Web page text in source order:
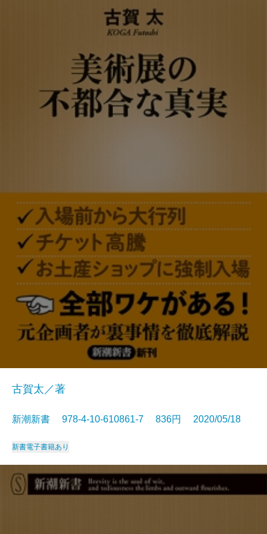
古賀太／著
新潮新書 978-4-10-610861-7 836円 2020/05/18
新書電子書籍あり